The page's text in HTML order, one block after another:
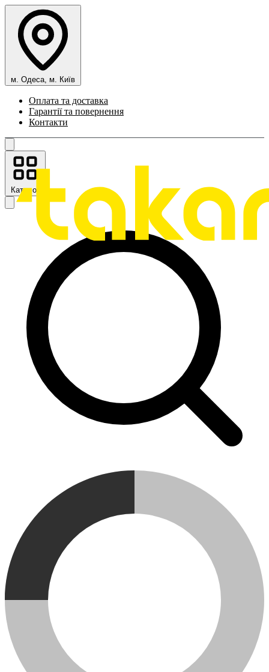
м. Одеса, м. Київ
Оплата та доставка
Гарантії та повернення
Контакти
Каталог